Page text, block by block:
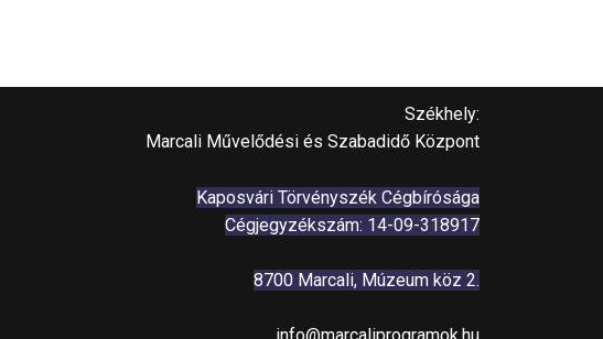
Székhely:
Marcali Művelődési és Szabadidő Központ
Kaposvári Törvényszék Cégbírósága
Cégjegyzékszám: 14-09-318917
8700 Marcali, Múzeum köz 2.